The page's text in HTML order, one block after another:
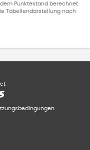
Punktestand berechnet.
Tabellendarstellung nach